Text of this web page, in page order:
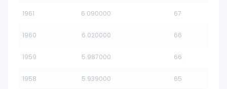
1961 6.090000 67
1960 6.020000 66
1959 5.987000 66
1958 5.939000 65